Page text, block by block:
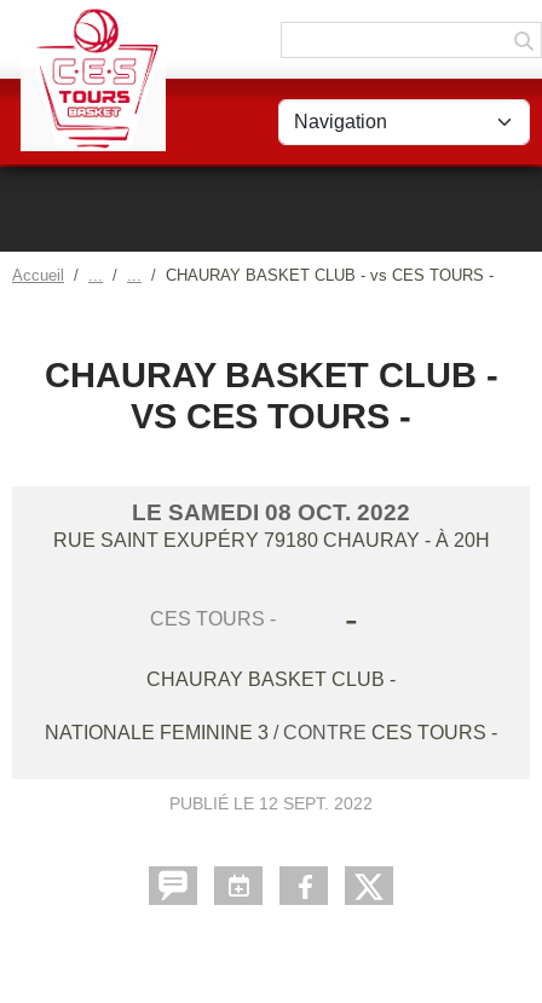
Accueil CHAURAY BASKET CLUB - vs CES TOURS -
CHAURAY BASKET CLUB -
VS CES TOURS -
LE SAMEDI 08 OCT. 2022
RUE SAINT EXUPÉRY 79180 CHAURAY - À 20H
CES TOURS - -
CHAURAY BASKET CLUB -
NATIONALE FEMININE 3 / CONTRE CES TOURS -
PUBLIÉ LE 12 SEPT. 2022
Panneau de gestion des cookies